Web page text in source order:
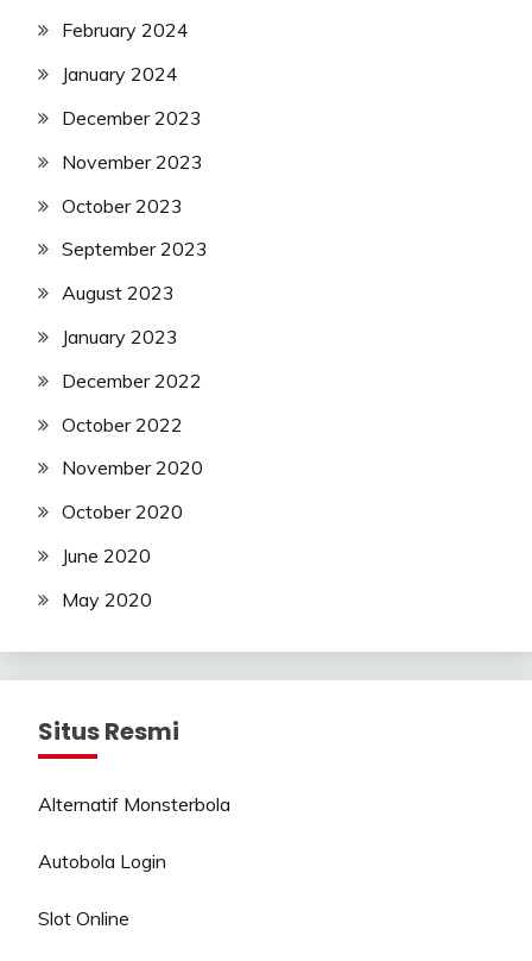
February 2024
January 2024
December 2023
November 2023
October 2023
September 2023
August 2023
January 2023
December 2022
October 2022
November 2020
October 2020
June 2020
May 2020
Situs Resmi
Alternatif Monsterbola
Autobola Login
Slot Online